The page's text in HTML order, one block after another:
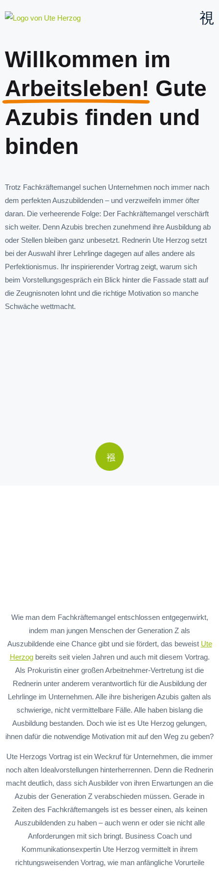
Willkommen im
Arbeitsleben! Gute
Azubis finden und
binden
Trotz Fachkräftemangel suchen Unternehmen noch immer nach
dem perfekten Auszubildenden – und verzweifeln immer öfter
daran. Die verheerende Folge: Der Fachkräftemangel verschärft
sich weiter. Denn Azubis brechen zunehmend ihre Ausbildung ab
oder Stellen bleiben ganz unbesetzt. Rednerin Ute Herzog setzt
bei der Auswahl ihrer Lehrlinge dagegen auf alles andere als
Perfektionismus. Ihr inspirierender Vortrag zeigt, warum sich
beim Vorstellungsgespräch ein Blick hinter die Fassade statt auf
die Zeugnisnoten lohnt und die richtige Motivation so manche
Schwäche wettmacht.
Wie man dem Fachkräftemangel entschlossen entgegenwirkt,
indem man jungen Menschen der Generation Z als
Auszubildende eine Chance gibt und sie fördert, das beweist Ute
Herzogbereits seit vielen Jahren und auch mit diesem Vortrag.
Als Prokuristin einer großen Arbeitnehmer-Vertretung ist die
Rednerin unter anderem verantwortlich für die Ausbildung der
Lehrlinge im Unternehmen. Alle ihre bisherigen Azubis galten als
schwierige, nicht vermittelbare Fälle. Alle haben bislang die
Ausbildung bestanden. Doch wie ist es Ute Herzog gelungen,
ihnen dafür die notwendige Motivation mit auf den Weg zu geben?
Ute Herzogs Vortrag ist ein Weckruf für Unternehmen, die immer
noch alten Idealvorstellungen hinterherrennen. Denn die Rednerin
macht deutlich, dass sich Ausbilder von ihren Erwartungen an die
Azubis der Generation Z verabschieden müssen. Gerade in
Zeiten des Fachkräftemangels ist es besser einen, als keinen
Auszubildenden zu haben – auch wenn er oder sie nicht alle
Anforderungen mit sich bringt. Business Coach und
Kommunikationsexpertin Ute Herzog vermittelt in ihrem
richtungsweisenden Vortrag, wie man anfängliche Vorurteile